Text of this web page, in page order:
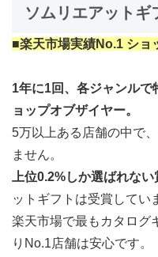
ソムリエアットギ
■楽天市場実績No.1 ショ
1年に1回、各ジャンル
ョップオブザイヤー。
5万以上ある店舗の中で
ません。
上位0.2%しか選ばれない
ットギフトは受賞してい
楽天市場で最もカタログ
りNo.1店舗は安心です。